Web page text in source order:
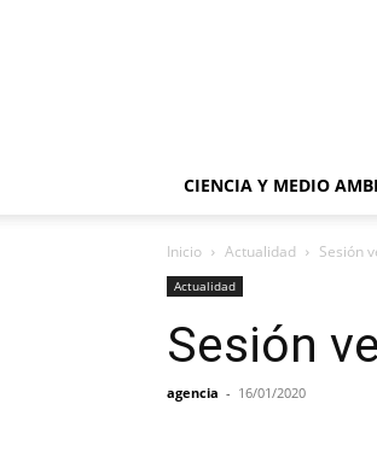
CIENCIA Y MEDIO
Inicio Actualidad Sesión
Actualidad
Sesión
agencia - 16/01/2020